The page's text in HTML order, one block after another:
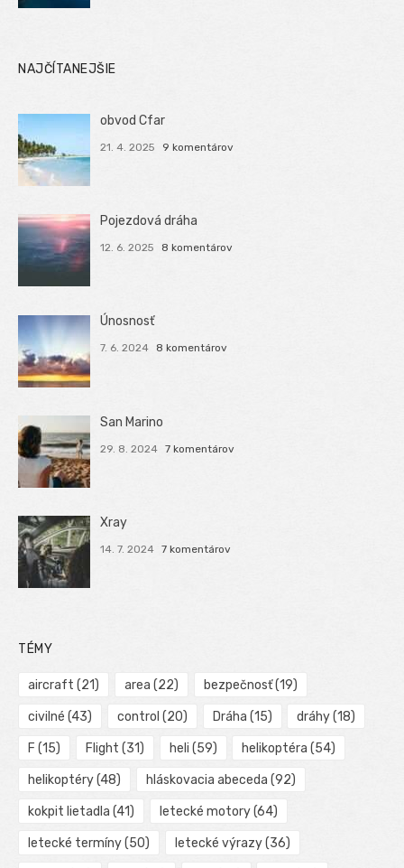
NAJČÍTANEJŠIE
obvod Cfar
21. 4. 2025 9 komentárov
Pojezdová dráha
12. 6. 2025 8 komentárov
Únosnosť
7. 6. 2024 8 komentárov
San Marino
29. 8. 2024 7 komentárov
Xray
14. 7. 2024 7 komentárov
TÉMY
aircraft (21) area (22) bezpečnosť(19)
civilné (43) control (20) Dráha (15) dráhy(18)
F (15) Flight (31) heli (59) helikoptéra (54)
helikoptéry(48) hláskovacia abeceda (92)
kokpit lietadla (41) letecké motory(64)
letecké termíny(50) letecké výrazy(36)